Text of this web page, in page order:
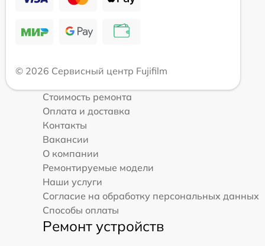
© 2026 Сервисный центр Fujifilm
Стоимость ремонта
Оплата и доставка
Контакты
Вакансии
О компании
Ремонтируемые модели
Наши услуги
Согласие на обработку персональных данных
Способы оплаты
Ремонт устройств